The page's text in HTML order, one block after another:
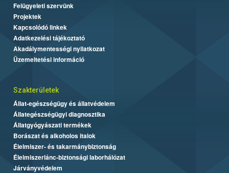
Felügyeleti szervünk
Projektek
Kapcsolódó linkek
Adatkezelési tájékoztató
Akadálymentességi nyilatkozat
Üzemeltetési információ
Szakterületek
Állat-egészségügy és állatvédelem
Állategészségügyi diagnosztika
Állatgyógyászati termékek
Borászat és alkoholos italok
Élelmiszer- és takarmánybiztonság
Élelmiszerlánc-biztonsági laborhálózat
Járványvédelem